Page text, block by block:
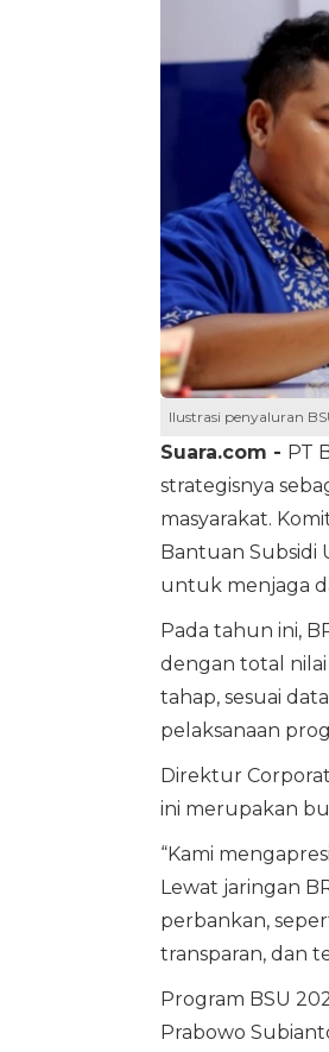
Ilustrasi penyaluran
Suara.com - PT
strategisnya
masyarakat.
Bantuan Subsidi
untuk menjaga
Pada tahun ini,
dengan total
tahap, sesuai
pelaksanaan
Direktur
ini merupakan
“Kami
Lewat jaringan
perbankan,
transparan, dan
Program BSU
Prabowo